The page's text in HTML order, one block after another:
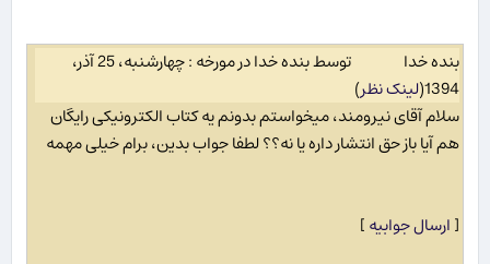
بنده خدا
توسط بنده خدا در مورخه : چهارشنبه، 25 آذر،
1394
(لینک نظر)
سلام آقای نیرومند، میخواستم بدونم یه کتاب الکترونیکی رایگان
هم آیا باز حق انتشار داره یا نه؟؟ لطفا جواب بدین، برام خیلی مهمه
[ارسال جوابیه]